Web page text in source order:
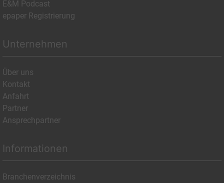
E&M Podcast
epaper Registrierung
Unternehmen
Über uns
Kontakt
Anfahrt
Partner
Ansprechpartner
Informationen
Branchenverzeichnis